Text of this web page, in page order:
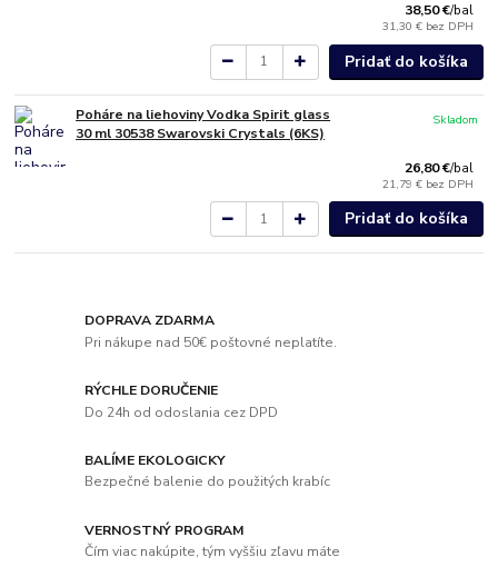
38,50 €/bal
31,30 € bez DPH
Pridať do košíka
Poháre na liehoviny Vodka Spirit glass
30 ml 30538 Swarovski Crystals (6KS)
26,80 €/bal
21,79 € bez DPH
Skladom
Pridať do košíka
DOPRAVA ZDARMA
Pri nákupe nad 50€ poštovné neplatíte.
RÝCHLE DORUČENIE
Do 24h od odoslania cez DPD
BALÍME EKOLOGICKY
Bezpečné balenie do použitých krabíc
VERNOSTNÝ PROGRAM
Čím viac nakúpite, tým vyššiu zľavu máte